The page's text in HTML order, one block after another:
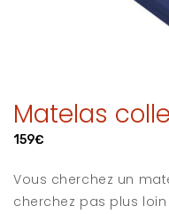
Matelas
159€
Vous cherchez un
cherchez pas plus loin